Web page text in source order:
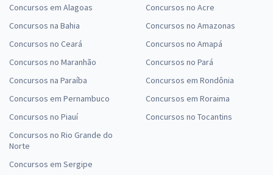
Comprar
AMAZUL - Amazônia Azul Tecnologias de Defesa S.A - Técnico em
Desenvolvimento de Tecnologia Nuclear e Defesa - Perfil 23: Técnico
em Segurança do Trabalho
à vista
Economize R$ 83,96 (-20%)
Concursos em Alagoas
Concursos na Bahia
Concursos no Ceará
Concursos no Maranhão
Concursos na Paraíba
Concursos em Pernambuco
Concursos no Piauí
Concursos no Rio Grande do
Norte
Concursos em Sergipe
Concursos no Acre
Concursos no Amazonas
Concursos no Amapá
Concursos no Pará
Concursos em Rondônia
Concursos em Roraima
Concursos no Tocantins